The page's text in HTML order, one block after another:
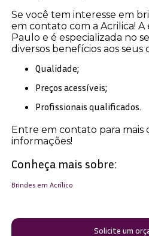
Se você tem interesse em
em contato com a Acrilica! A
Paulo e é especializada no
diversos benefícios aos seus
Qualidade;
Preços acessíveis;
Profissionais qualificados.
Entre em contato para mais
informações!
Conheça mais sobre:
Brindes em Acrílico
Solicite um